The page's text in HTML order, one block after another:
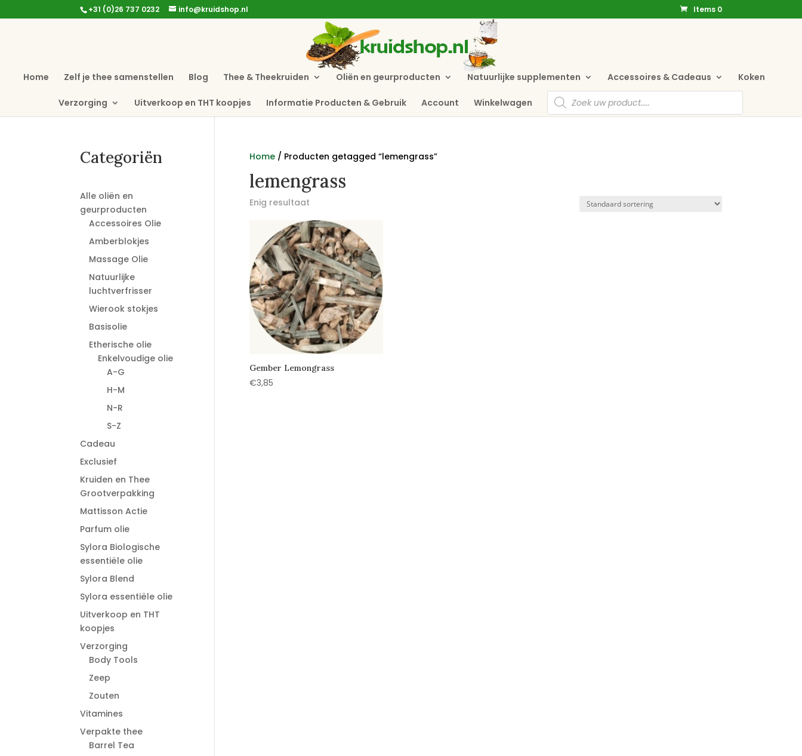
+31 (0)26 737 0232 info@kruidshop.nl Items 0
Home Zelf je thee samenstellen Blog Thee & Theekruiden Oliën en geurproducten Natuurlijke supplementen Accessoires & Cadeaus Koken
Verzorging Uitverkoop en THT koopjes Informatie Producten & Gebruik Account Winkelwagen
Producten
zoeken
Home/ Producten getagged “lemengrass”
lemengrass
Enig resultaat
Gember Lemongrass
€3,85
Categoriën
Alle oliën en
geurproducten
Accessoires Olie
Amberblokjes
Massage Olie
Natuurlijke
luchtverfrisser
Wierook stokjes
Basisolie
Etherische olie
Enkelvoudige olie
A-G
H-M
N-R
S-Z
Cadeau
Exclusief
Kruiden en Thee
Grootverpakking
Mattisson Actie
Parfum olie
Sylora Biologische
essentiële olie
Sylora Blend
Sylora essentiële olie
Uitverkoop en THT
koopjes
Verzorging
Body Tools
Zeep
Zouten
Vitamines
Verpakte thee
Barrel Tea